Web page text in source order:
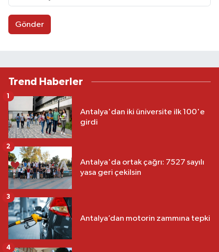
Gönder
Trend Haberler
Antalya'dan iki üniversite ilk 100'e
girdi
1
Antalya'da ortak çağrı: 7527 sayılı
yasa geri çekilsin
2
Antalya’dan motorin zammına tepki
3
4